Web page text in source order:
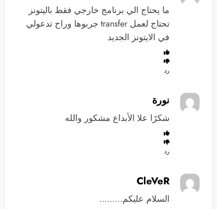
ما يحتاج الي برنامج خارجي فقط باليتونز
تحتاج لعمل transfer جربوها وراح تدعولي
في الايتونز الجديد
رد
نورة
شكرًا علا الأبداع مشكور والله
رد
CleVeR
السلام عليكم………